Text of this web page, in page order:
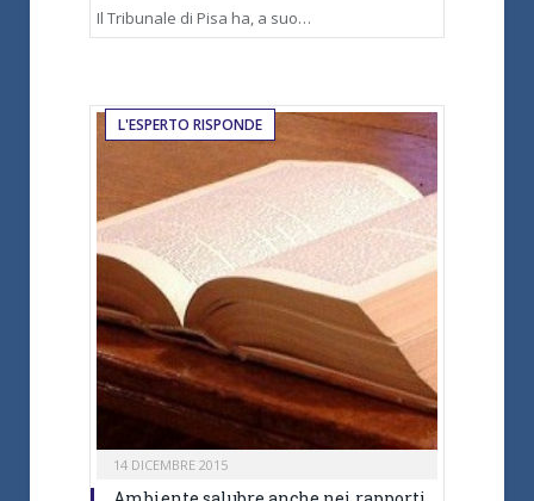
Il Tribunale di Pisa ha, a suo…
L'ESPERTO RISPONDE
14 DICEMBRE 2015